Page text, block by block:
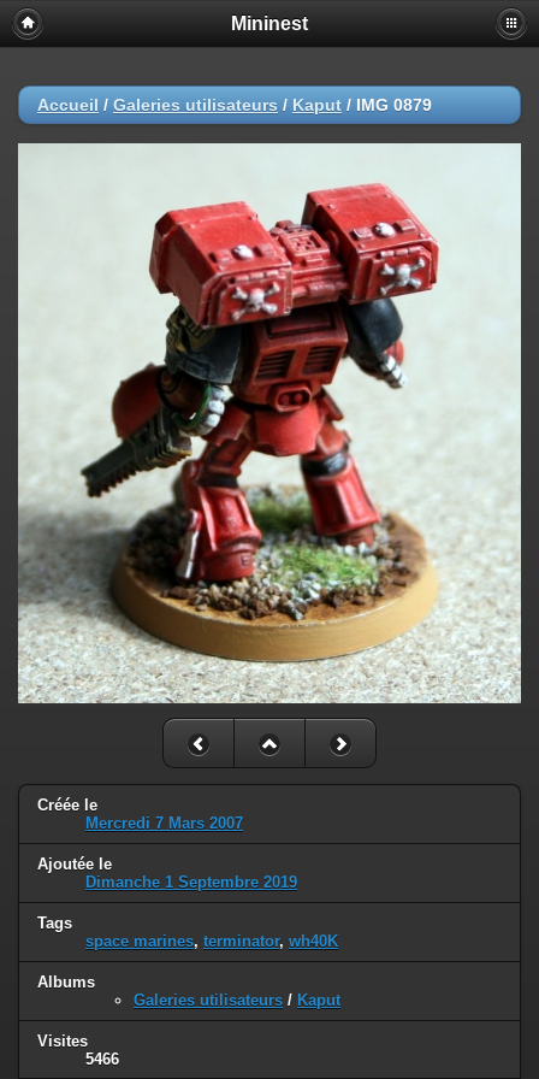
Mininest
Accueil / Galeries utilisateurs / Kaput / IMG 0879
Créée le
Mercredi 7 Mars 2007
Ajoutée le
Dimanche 1 Septembre 2019
Tags
space marines, terminator, wh40K
Albums
Galeries utilisateurs / Kaput
Visites
5466